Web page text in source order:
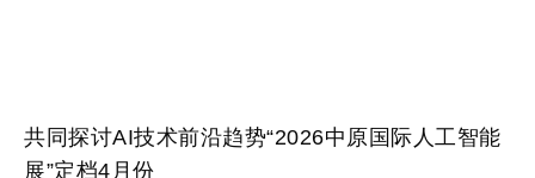
共同探讨AI技术前沿趋势“2026中原国际人工智能
展”定档4月份